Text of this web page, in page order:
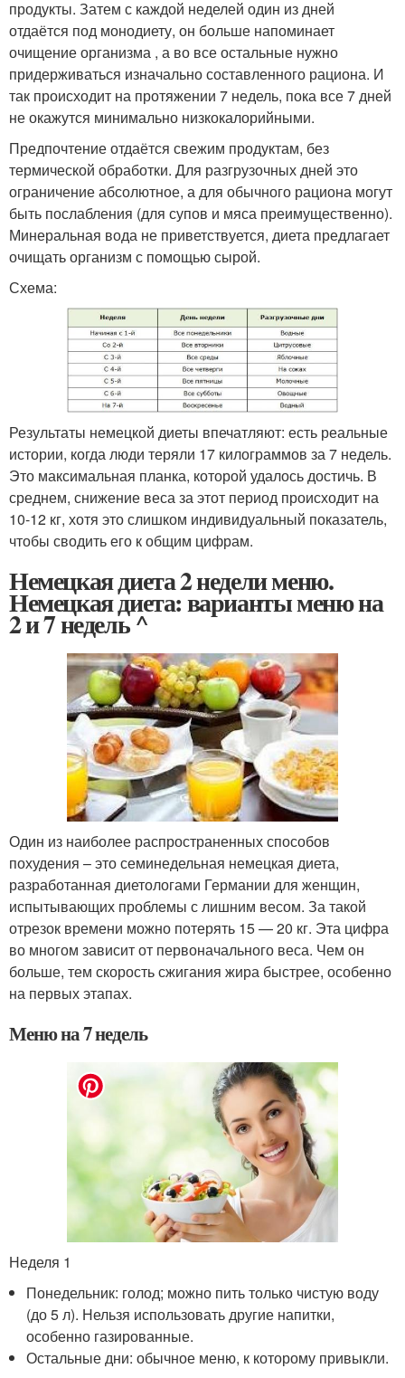
продукты. Затем с каждой неделей один из дней
отдаётся под монодиету, он больше напоминает
очищение организма , а во все остальные нужно
придерживаться изначально составленного рациона. И
так происходит на протяжении 7 недель, пока все 7 дней
не окажутся минимально низкокалорийными.
Предпочтение отдаётся свежим продуктам, без
термической обработки. Для разгрузочных дней это
ограничение абсолютное, а для обычного рациона могут
быть послабления (для супов и мяса преимущественно).
Минеральная вода не приветствуется, диета предлагает
очищать организм с помощью сырой.
Схема:
Результаты немецкой диеты впечатляют: есть реальные
истории, когда люди теряли 17 килограммов за 7 недель.
Это максимальная планка, которой удалось достичь. В
среднем, снижение веса за этот период происходит на
10-12 кг, хотя это слишком индивидуальный показатель,
чтобы сводить его к общим цифрам.
Немецкая диета 2 недели меню.
Немецкая диета: варианты меню на
2 и 7 недель ^
Один из наиболее распространенных способов
похудения – это семинедельная немецкая диета,
разработанная диетологами Германии для женщин,
испытывающих проблемы с лишним весом. За такой
отрезок времени можно потерять 15 — 20 кг. Эта цифра
во многом зависит от первоначального веса. Чем он
больше, тем скорость сжигания жира быстрее, особенно
на первых этапах.
Меню на 7 недель
Неделя 1
Понедельник: голод; можно пить только чистую воду
(до 5 л). Нельзя использовать другие напитки,
особенно газированные.
Остальные дни: обычное меню, к которому привыкли.